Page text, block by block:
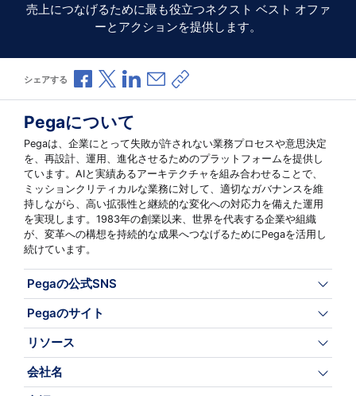
売上につなげるために最も役立つネクスト ベスト オファ
ーとアクションを提供します。
シェアする Facebookで共有
Xで共有LinkedInで共有
メールで共有
共有リンクをコピー
Pegaについて
Pegaは、企業にとって失敗が許されない業務プロセスや意思決定
を、再設計、運用、進化させるためのプラットフォームを提供し
ています。AIと実績あるアーキテクチャを組み合わせることで、
ミッションクリティカルな業務に対して、適切なガバナンスを維
持しながら、高い拡張性と継続的な変化への対応力を備えた運用
を実現します。1983年の創業以来、世界を代表する企業や組織
が、変革への構想を持続的な成果へつなげるためにPegaを活用し
続けています。
Pegaの公式SNS
Pegaのサイト
リソース
会社名